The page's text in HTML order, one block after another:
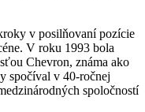
v posilňovaní pozície
V roku 1993 bola
Chevron, známa ako
spočíval v 40-ročnej
spoločností